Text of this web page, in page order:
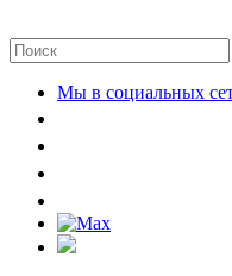
Мы в социальных